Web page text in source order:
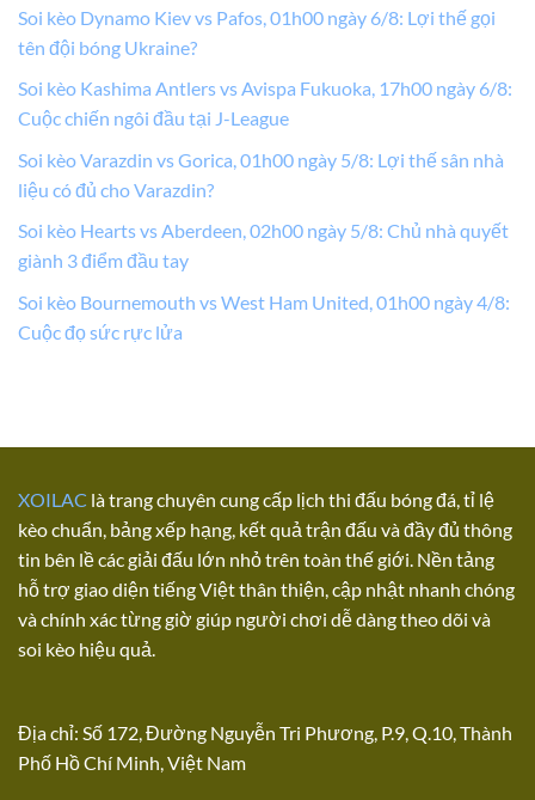
Soi kèo Dynamo Kiev vs Pafos, 01h00 ngày 6/8: Lợi thế gọi
tên đội bóng Ukraine?
Soi kèo Kashima Antlers vs Avispa Fukuoka, 17h00 ngày 6/8:
Cuộc chiến ngôi đầu tại J-League
Soi kèo Varazdin vs Gorica, 01h00 ngày 5/8: Lợi thế sân nhà
liệu có đủ cho Varazdin?
Soi kèo Hearts vs Aberdeen, 02h00 ngày 5/8: Chủ nhà quyết
giành 3 điểm đầu tay
Soi kèo Bournemouth vs West Ham United, 01h00 ngày 4/8:
Cuộc đọ sức rực lửa
XOILAC là trang chuyên cung cấp lịch thi đấu bóng đá, tỉ lệ
kèo chuẩn, bảng xếp hạng, kết quả trận đấu và đầy đủ thông
tin bên lề các giải đấu lớn nhỏ trên toàn thế giới. Nền tảng
hỗ trợ giao diện tiếng Việt thân thiện, cập nhật nhanh chóng
và chính xác từng giờ giúp người chơi dễ dàng theo dõi và
soi kèo hiệu quả.
Địa chỉ: Số 172, Đường Nguyễn Tri Phương, P.9, Q.10, Thành
Phố Hồ Chí Minh, Việt Nam